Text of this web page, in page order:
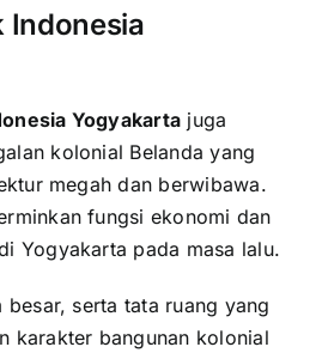
Indonesia
Yogyakarta juga
kolonial Belanda yang
megah dan berwibawa.
fungsi ekonomi dan
Yogyakarta pada masa lalu.
serta tata ruang yang
karakter bangunan kolonial